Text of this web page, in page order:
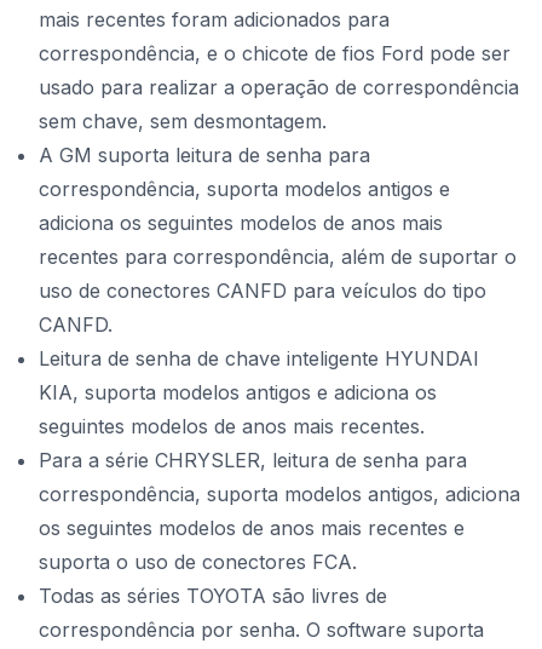
mais recentes foram adicionados para
correspondência, e o chicote de fios Ford pode ser
usado para realizar a operação de correspondência
sem chave, sem desmontagem.
A GM suporta leitura de senha para
correspondência, suporta modelos antigos e
adiciona os seguintes modelos de anos mais
recentes para correspondência, além de suportar o
uso de conectores CANFD para veículos do tipo
CANFD.
Leitura de senha de chave inteligente HYUNDAI
KIA, suporta modelos antigos e adiciona os
seguintes modelos de anos mais recentes.
Para a série CHRYSLER, leitura de senha para
correspondência, suporta modelos antigos, adiciona
os seguintes modelos de anos mais recentes e
suporta o uso de conectores FCA.
Todas as séries TOYOTA são livres de
correspondência por senha. O software suporta